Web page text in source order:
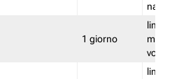
1 giorno